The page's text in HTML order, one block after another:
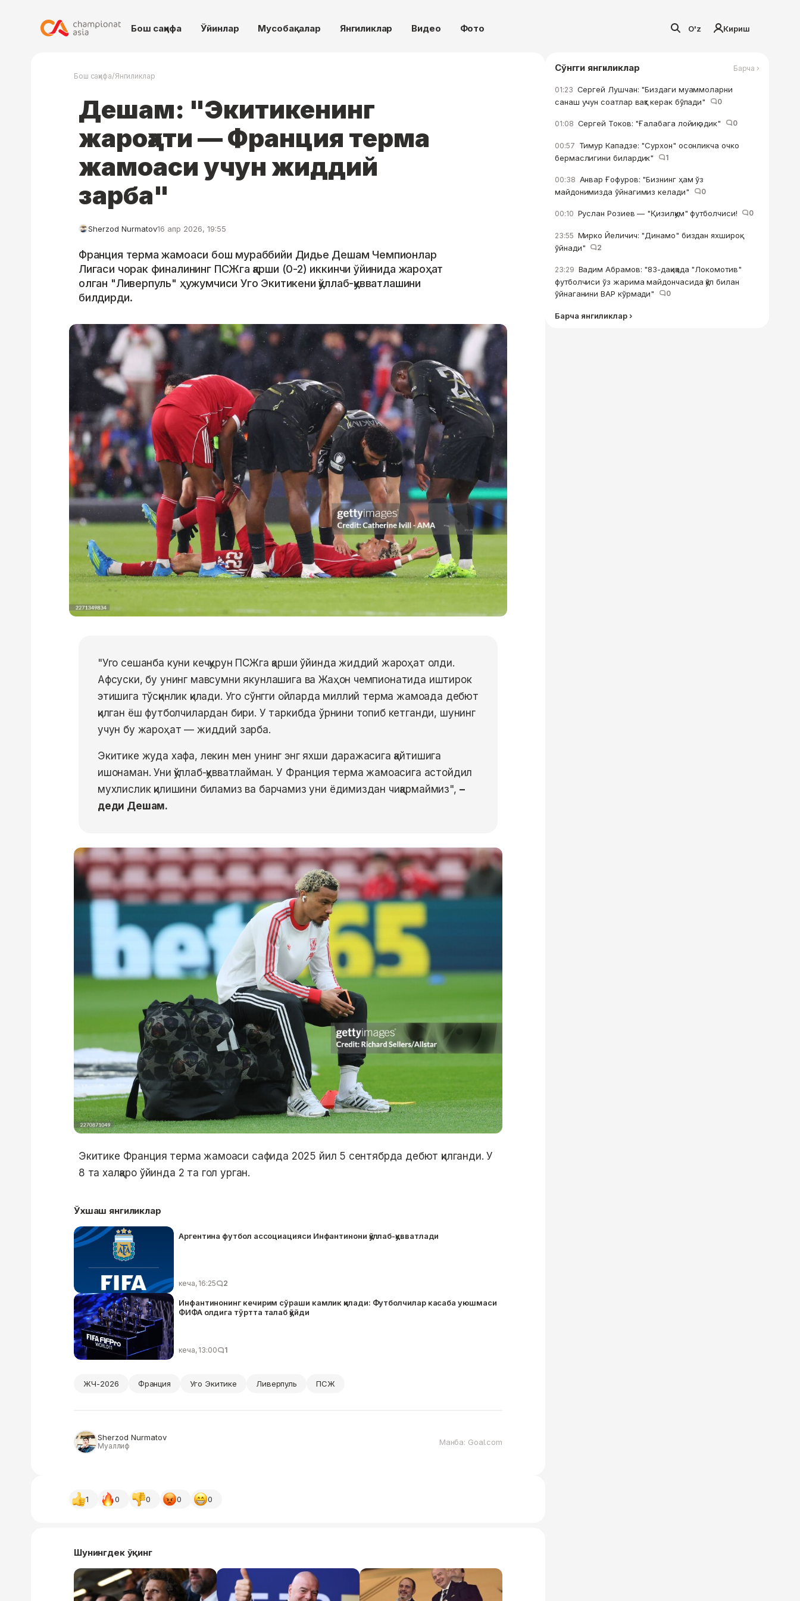
Бош саҳифа Ўйинлар Мусобақалар Янгиликлар Видео Фото O'z Кириш
Бош саҳифа/Янгиликлар
Дешам: "Экитикенинг
жароҳати — Франция терма
жамоаси учун жиддий
зарба"
Sherzod Nurmatov16 апр 2026, 19:55
Франция терма жамоаси бош мураббийи Дидье Дешам Чемпионлар
Лигаси чорак финалининг ПСЖга қарши (0-2) иккинчи ўйинида жароҳат
олган "Ливерпуль" ҳужумчиси Уго Экитикени қўллаб-қувватлашини
билдирди.
"Уго сешанба куни кечқурун ПСЖга қарши ўйинда жиддий жароҳат олди.
Афсуски, бу унинг мавсумни якунлашига ва Жаҳон чемпионатида иштирок
этишига тўсқинлик қилади. Уго сўнгги ойларда миллий терма жамоада дебют
қилган ёш футболчилардан бири. У таркибда ўрнини топиб кетганди, шунинг
учун бу жароҳат — жиддий зарба.
Экитике жуда хафа, лекин мен унинг энг яхши даражасига қайтишига
ишонаман. Уни қўллаб-қувватлайман. У Франция терма жамоасига астойдил
мухлислик қилишини биламиз ва барчамиз уни ёдимиздан чиқармаймиз", –
деди Дешам.
Экитике Франция терма жамоаси сафида 2025 йил 5 сентябрда дебют қилганди. У
8 та халқаро ўйинда 2 та гол урган.
Ўхшаш янгиликлар
Аргентина футбол ассоциацияси Инфантинони қўллаб-қувватлади
кеча, 16:25 2
Инфантинонинг кечирим сўраши камлик қилади: Футболчилар касаба уюшмаси
ФИФА олдига тўртта талаб қўйди
кеча, 13:00 1
ЖЧ-2026 Франция Уго Экитике Ливерпуль ПСЖ
Sherzod Nurmatov
Муаллиф Манба: Goal.com
1 0 0 0 0
Шунингдек ўқинг
Сўнгги янгиликлар Барча ›
01:23 Сергей Лушчан: "Биздаги муаммоларни
санаш учун соатлар вақт керак бўлади"
0
01:08 Сергей Токов: "Ғалабага лойиқ эдик" 0
00:57 Тимур Кападзе: "Сурхон" осонликча очко
бермаслигини билардик"
1
00:38 Анвар Ғофуров: "Бизнинг ҳам ўз
майдонимизда ўйнагимиз келади"
0
00:10 Руслан Розиев — "Қизилқум" футболчиси! 0
23:55 Мирко Йеличич: "Динамо" биздан яхшироқ
ўйнади"
2
23:29 Вадим Абрамов: "83-дақиқада "Локомотив"
футболчиси ўз жарима майдончасида қўл билан
ўйнаганини ВАР кўрмади"
0
Барча янгиликлар ›